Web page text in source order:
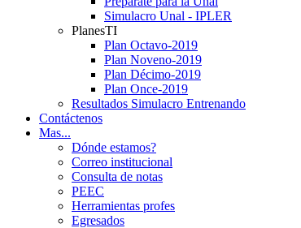
Simulacro Unal - IPLER
PlanesTI
Plan Octavo-2019
Plan Noveno-2019
Plan Décimo-2019
Plan Once-2019
Resultados Simulacro Entrenando
Contáctenos
Mas...
Dónde estamos?
Correo institucional
Consulta de notas
PEEC
Herramientas profes
Egresados